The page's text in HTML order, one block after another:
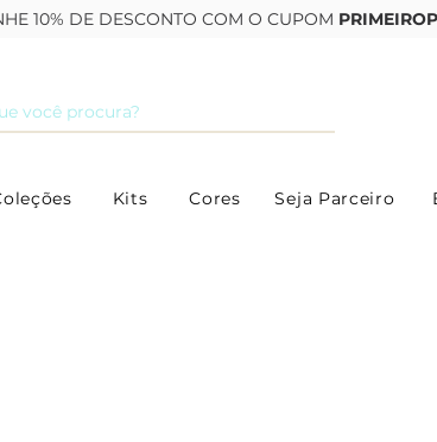
10% DE DESCONTO COM O CUPOM
Kits Cores Seja Parceiro